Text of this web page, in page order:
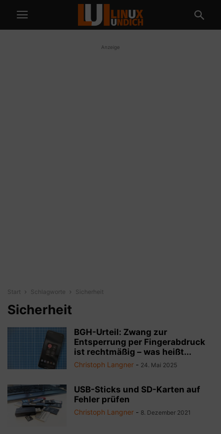
Anzeige
Start Schlagworte Sicherheit
Sicherheit
BGH-Urteil: Zwang zur
Entsperrung per Fingerabdruck
ist rechtmäßig – was heißt...
Christoph Langner - 24. Mai 2025
USB-Sticks und SD-Karten auf
Fehler prüfen
Christoph Langner - 8. Dezember 2021